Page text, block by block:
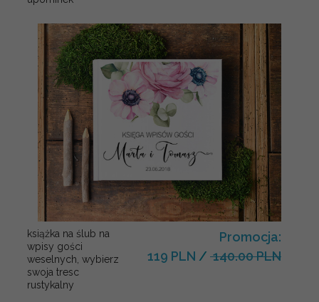
książka na ślub na
wpisy gości
weselnych, wybierz
swoja tresc
rustykalny
Promocja:
119 PLN / 140.00 PLN